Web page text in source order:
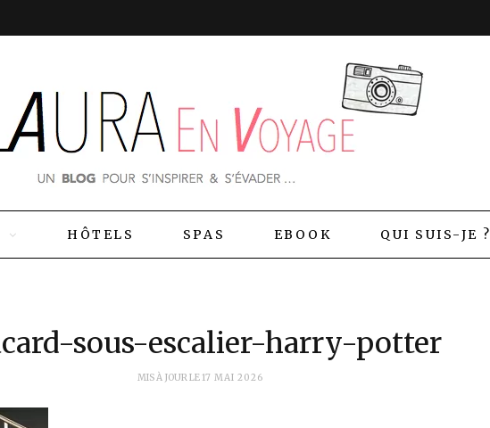
HÔTELS SPAS EBOOK QUI SUIS-JE ?
sous-escalier-harry-potter
MIS À JOUR LE17 MAI 2026